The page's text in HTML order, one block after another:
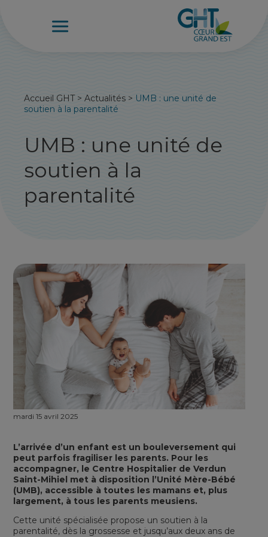
Accueil GHT>Actualités > UMB : une unité de
soutien à la parentalité
UMB : une unité de
soutien à la
parentalité
mardi 15 avril 2025
L’arrivée d’un enfant est un bouleversement qui
peut parfois fragiliser les parents. Pour les
accompagner, le Centre Hospitalier de Verdun
Saint-Mihiel met à disposition l’Unité Mère-Bébé
(UMB), accessible à toutes les mamans et, plus
largement, à tous les parents meusiens.
Cette unité spécialisée propose un soutien à la
parentalité, dès la grossesse et jusqu’aux deux ans de